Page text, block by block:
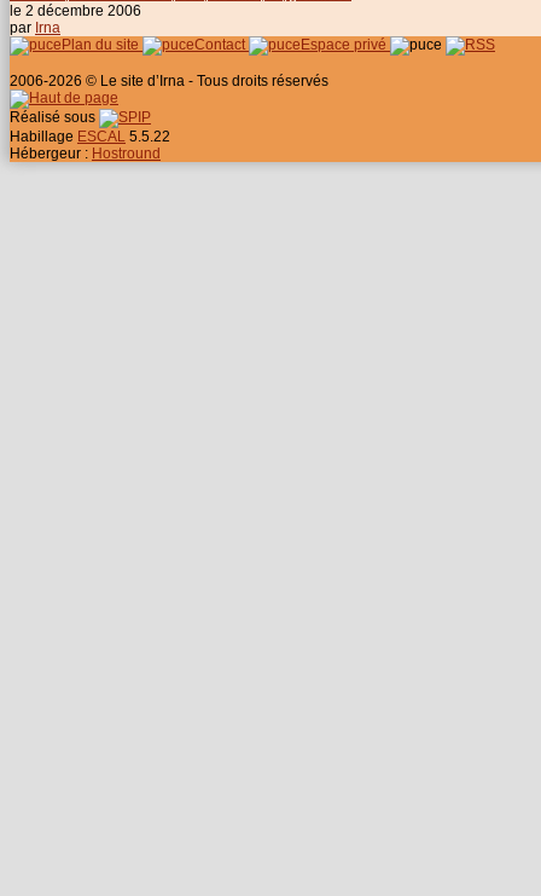
le 2 décembre 2006
par Irna
Plan du site
Contact Espace privé
2006-2026 © Le site d’Irna - Tous droits réservés
Réalisé sous
Habillage ESCAL 5.5.22
Hébergeur : Hostround